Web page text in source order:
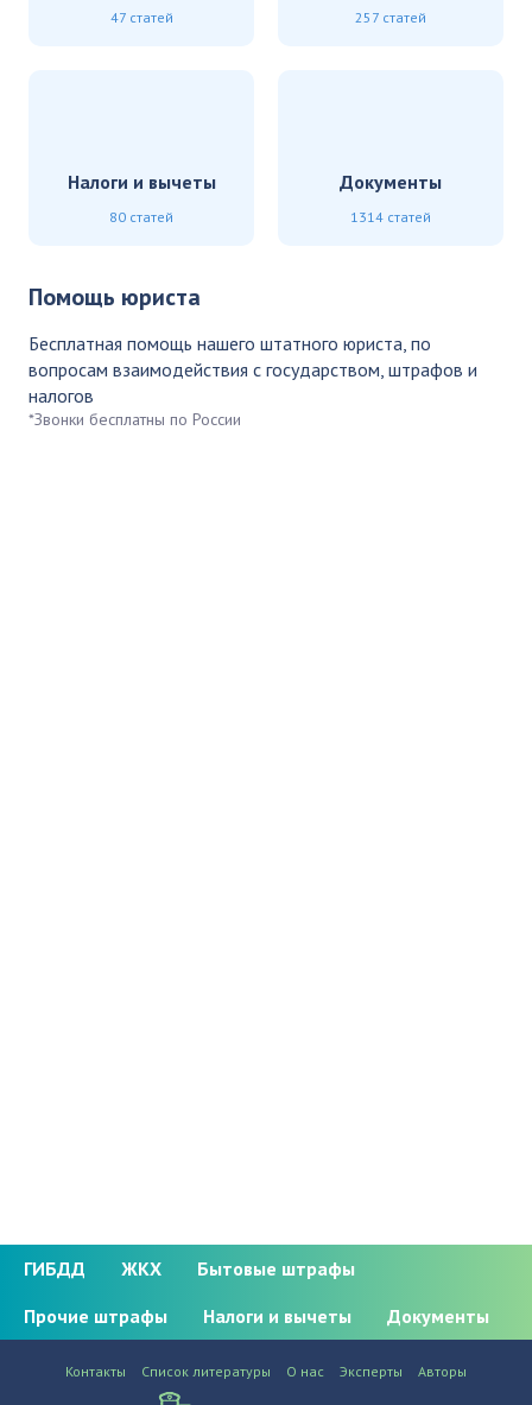
47 статей 257 статей
Налоги и вычеты
80 статей
Документы
1314 статей
Помощь юриста
Бесплатная помощь нашего штатного юриста, по
вопросам взаимодействия с государством, штрафов и
налогов
*Звонки бесплатны по России
ГИБДД ЖКХ
Бытовые штрафы
Прочие штрафы
Налоги и вычеты Документы
Контакты Список литературы О нас Эксперты Авторы